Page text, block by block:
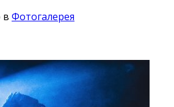
в Фотогалерея